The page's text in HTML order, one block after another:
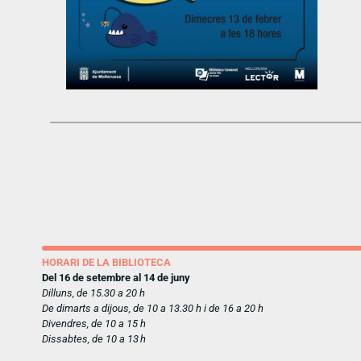
HORARI DE LA BIBLIOTECA
Del 16 de setembre al 14 de juny
Dilluns, de 15.30 a 20 h
De dimarts a dijous, de 10 a 13.30 h i de 16 a 20 h
Divendres, de 10 a 15 h
Dissabtes, de 10 a 13 h